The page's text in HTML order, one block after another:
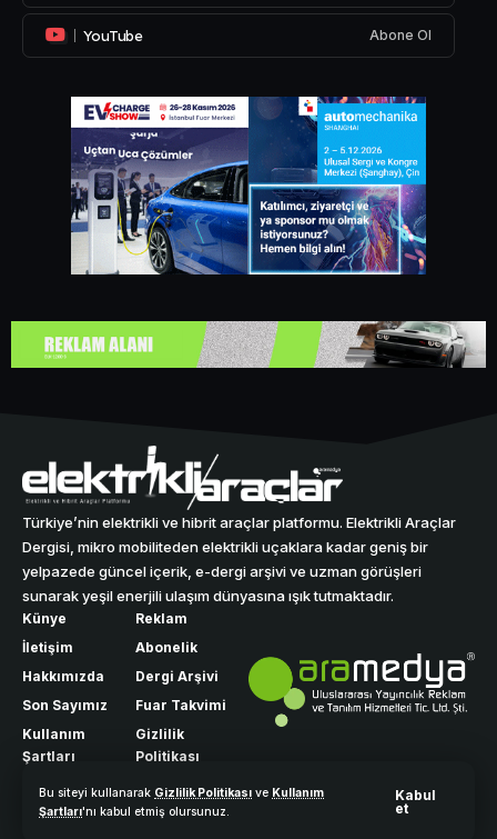
Bu siteyi kullanarak Gizlilik Politikası ve Kullanım
Şartları'nı kabul etmiş olursunuz.
Kabul
et
YouTube Abone Ol
Türkiye’nin elektrikli ve hibrit araçlar platformu. Elektrikli Araçlar
Dergisi, mikro mobiliteden elektrikli uçaklara kadar geniş bir
yelpazede güncel içerik, e-dergi arşivi ve uzman görüşleri
sunarak yeşil enerjili ulaşım dünyasına ışık tutmaktadır.
Künye
İletişim
Hakkımızda
Son Sayımız
Kullanım
Şartları
Reklam
Abonelik
Dergi Arşivi
Fuar Takvimi
Gizlilik
Politikası